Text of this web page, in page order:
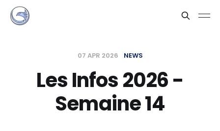
07 APR 2026 NEWS
Les Infos 2026 -
Semaine 14